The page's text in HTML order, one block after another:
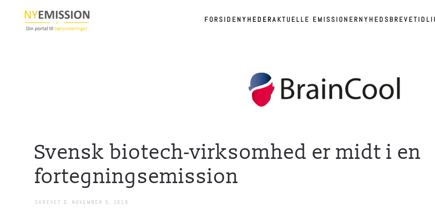
Gå til hovedindhold FORSIDENYHEDERAKTUELLE EMISSIONERNYHEDSBREVE
Svensk biotech-virksomhed er midt i en
fortegningsemission
SKREVET D. NOVEMBER 5, 2019